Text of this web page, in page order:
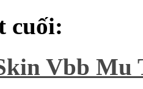
cuối:
Vbb Mu